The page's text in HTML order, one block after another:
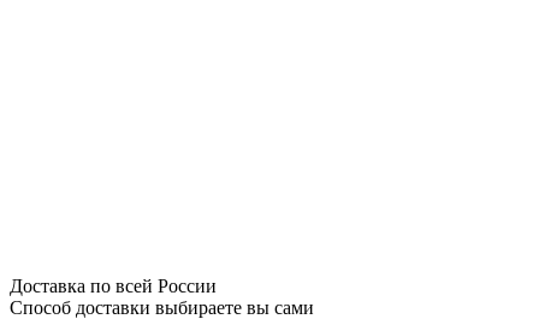
Доставка по всей России
Способ доставки выбираете вы сами